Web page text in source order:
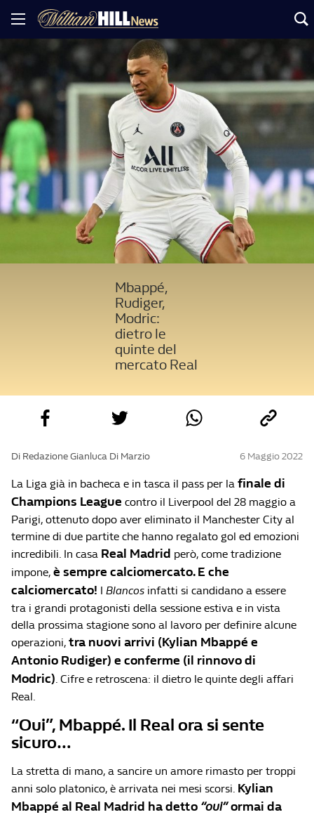
Mbappé,
Rudiger,
Modric:
dietro le
quinte del
mercato Real
Di Redazione Gianluca Di Marzio 6 Maggio 2022
La Liga già in bacheca e in tasca il pass per la finale di
Champions League contro il Liverpool del 28 maggio a
Parigi, ottenuto dopo aver eliminato il Manchester City al
termine di due partite che hanno regalato gol ed emozioni
incredibili. In casa Real Madrid però, come tradizione
impone, è sempre calciomercato. E che
calciomercato! I Blancos infatti si candidano a essere
tra i grandi protagonisti della sessione estiva e in vista
della prossima stagione sono al lavoro per definire alcune
operazioni, tra nuovi arrivi (Kylian Mbappé e
Antonio Rudiger) e conferme (il rinnovo di
Modric). Cifre e retroscena: il dietro le quinte degli affari
Real.
“Oui”, Mbappé. Il Real ora si sente
sicuro…
La stretta di mano, a sancire un amore rimasto per troppi
anni solo platonico, è arrivata nei mesi scorsi. Kylian
Mbappé al Real Madrid ha detto “oui”ormai da